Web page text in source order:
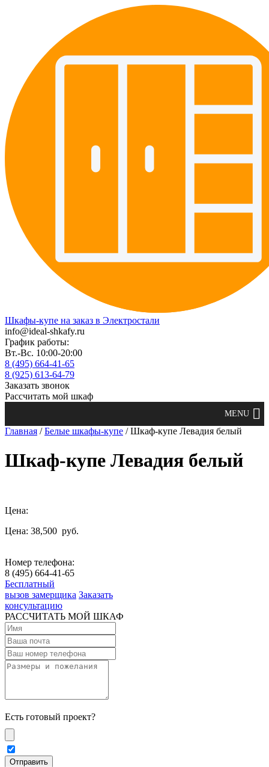
Шкафы-купе на заказ в Электростали
info@ideal-shkafy.ru
График работы:
Вт.-Вс. 10:00-20:00
8 (495) 664-41-65
8 (925) 613-64-79
Заказать звонок
Рассчитать мой шкаф
Главная /Белые шкафы-купе / Шкаф-купе Левадия белый
Шкаф-купе Левадия белый
Цена:
Цена: 38,500 руб.
Номер телефона:
8 (495) 664-41-65
Бесплатный
вызов замерщика Заказать
консультацию
РАССЧИТАТЬ МОЙ ШКАФ
Есть готовый проект?